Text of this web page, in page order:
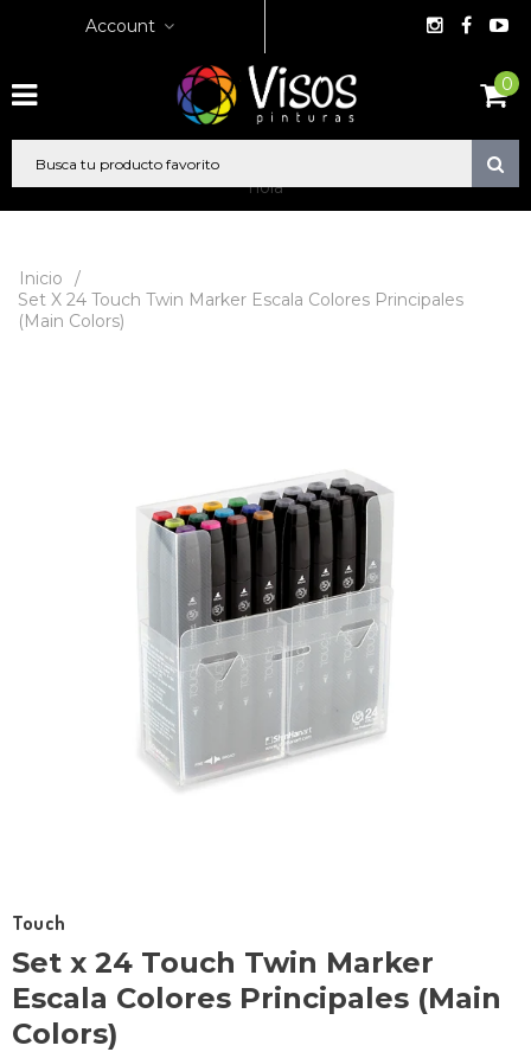
Account
0
hola
Inicio
/
Set X 24 Touch Twin Marker Escala Colores Principales
(Main Colors)
Touch
Set x 24 Touch Twin Marker
Escala Colores Principales (Main
Colors)